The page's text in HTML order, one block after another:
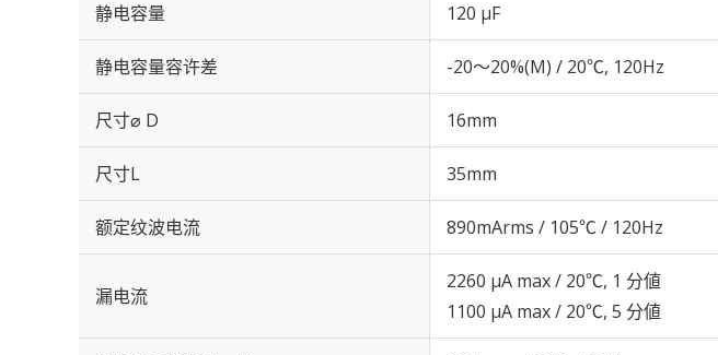
静电容量 120 µF
静电容量容许差 -20～20%(M) / 20℃, 120Hz
尺寸⌀ D 16mm
尺寸L 35mm
额定纹波电流 890mArms / 105℃ / 120Hz
漏电流
2260 μA max / 20℃, 1 分値
1100 μA max / 20℃, 5 分値